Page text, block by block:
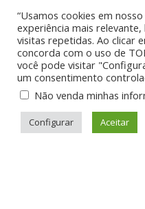
“Usamos cookies em
experiência mais
visitas repetidas. Ao clicar
concorda com o uso de
você pode visitar
um consentimento
Não venda minhas
Configurar Aceitar